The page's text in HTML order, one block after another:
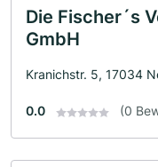
Die Fischer´s
GmbH
Kranichstr. 5, 17034
0.0 (0